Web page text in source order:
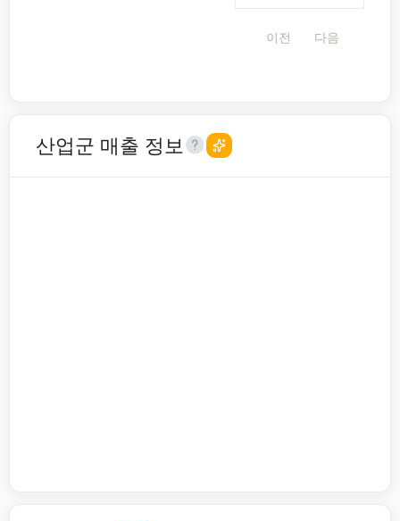
이전 다음
산업군 매출 정보